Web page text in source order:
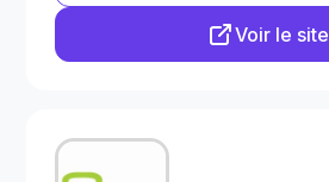
Voir le site